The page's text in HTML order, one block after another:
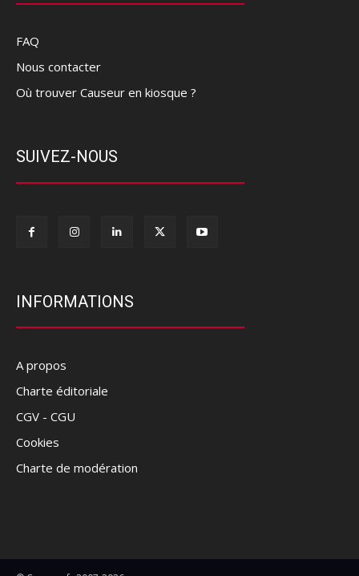
FAQ
Nous contacter
Où trouver Causeur en kiosque ?
SUIVEZ-NOUS
INFORMATIONS
A propos
Charte éditoriale
CGV - CGU
Cookies
Charte de modération